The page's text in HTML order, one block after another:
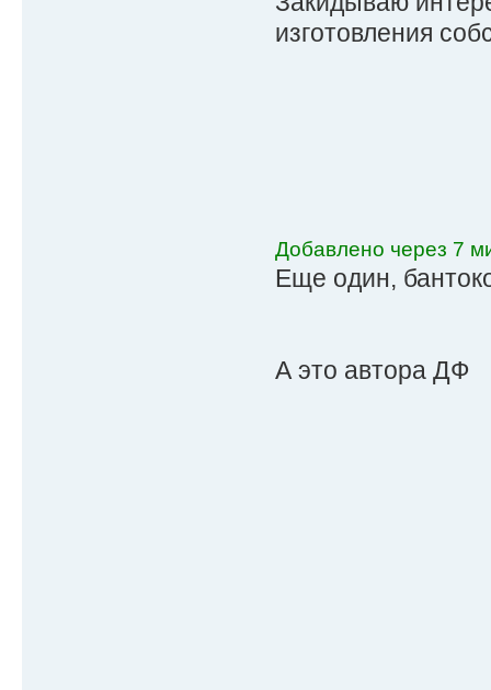
изготовления
Добавлено через 7
Еще один,
А это автора ДФ